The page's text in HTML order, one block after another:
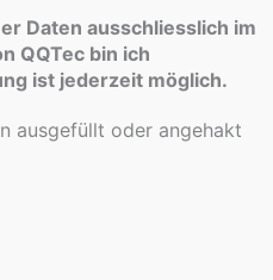
Daten ausschliesslich im
QQTec bin ich
ist jederzeit möglich.
ausgefüllt oder angehakt